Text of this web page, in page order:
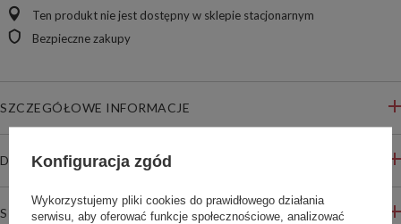
Ten produkt nie jest dostępny w sklepie stacjonarnym
Bezpieczne zakupy
SZCZEGÓŁOWE INFORMACJE
DO POBRANIA
STREFA REKOMENDACJI
Konfiguracja zgód
Wykorzystujemy pliki cookies do prawidłowego działania
serwisu, aby oferować funkcje społecznościowe, analizować